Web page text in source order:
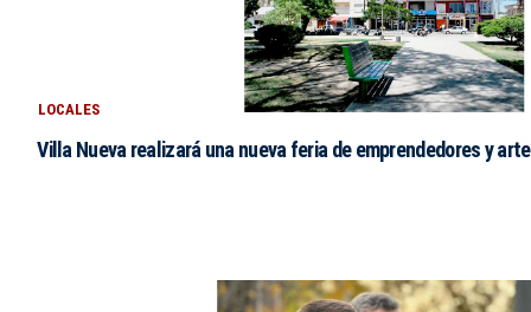
LOCALES
Villa Nueva realizará una nueva feria de emprendedores y